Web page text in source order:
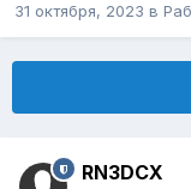
31 октября, 2023 в
RN3DCX